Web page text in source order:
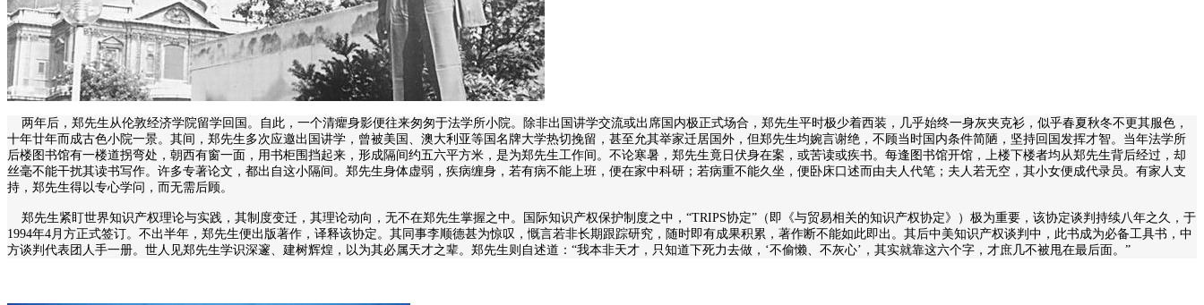
两年后，郑先生从伦敦经济学院留学回国。自此，一个清癯身影便往来匆匆于法学所小院。除非出国讲学交流或出席国内极正式场合，郑先生平时极少着西装，几乎始终一身灰夹克衫，似乎春夏秋冬不更其服色，
十年廿年而成古色小院一景。其间，郑先生多次应邀出国讲学，曾被美国、澳大利亚等国名牌大学热切挽留，甚至允其举家迁居国外，但郑先生均婉言谢绝，不顾当时国内条件简陋，坚持回国发挥才智。当年法学所
后楼图书馆有一楼道拐弯处，朝西有窗一面，用书柜围挡起来，形成隔间约五六平方米，是为郑先生工作间。不论寒暑，郑先生竟日伏身在案，或苦读或疾书。每逢图书馆开馆，上楼下楼者均从郑先生背后经过，却
丝毫不能干扰其读书写作。许多专著论文，都出自这小隔间。郑先生身体虚弱，疾病缠身，若有病不能上班，便在家中科研；若病重不能久坐，便卧床口述而由夫人代笔；夫人若无空，其小女便成代录员。有家人支
持，郑先生得以专心学问，而无需后顾。
郑先生紧盯世界知识产权理论与实践，其制度变迁，其理论动向，无不在郑先生掌握之中。国际知识产权保护制度之中，“TRIPS协定”（即《与贸易相关的知识产权协定》）极为重要，该协定谈判持续八年之久，于
1994年4月方正式签订。不出半年，郑先生便出版著作，译释该协定。其同事李顺德甚为惊叹，慨言若非长期跟踪研究，随时即有成果积累，著作断不能如此即出。其后中美知识产权谈判中，此书成为必备工具书，中
方谈判代表团人手一册。世人见郑先生学识深邃、建树辉煌，以为其必属天才之辈。郑先生则自述道：“我本非天才，只知道下死力去做，‘不偷懒、不灰心’，其实就靠这六个字，才庶几不被甩在最后面。”